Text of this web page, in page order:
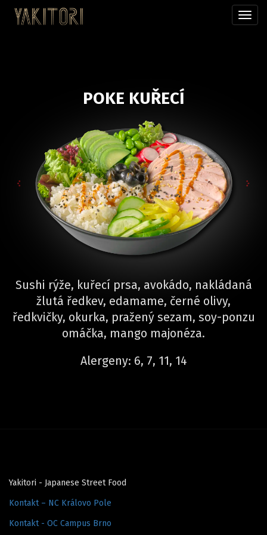
menu
POKE KUŘECÍ
Sushi rýže, kuřecí prsa, avokádo, nakládaná
žlutá ředkev, edamame, černé olivy,
ředkvičky, okurka, pražený sezam, soy-ponzu
omáčka, mango majonéza.
Alergeny: 6, 7, 11, 14
Yakitori - Japanese Street Food
Kontakt – NC Královo Pole
Kontakt - OC Campus Brno